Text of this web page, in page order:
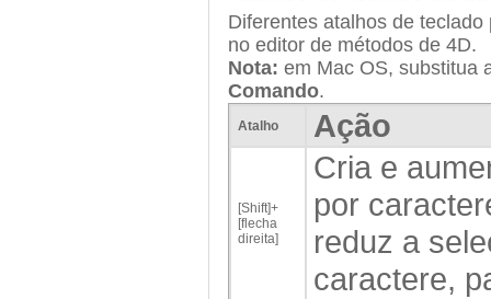
Diferentes atalhos de
no editor de métodos de 4D.
Nota: em Mac OS, substitua
Comando.
Atalho Ação
[Shift]+
[flecha
direita]
Cria e
por
reduz a
caractere,